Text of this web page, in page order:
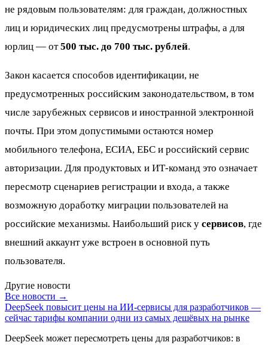
не рядовым пользователям: для граждан, должностных
лиц и юридических лиц предусмотрены штрафы, а для
юрлиц — от500 тыс. до 700 тыс. рублей.
Закон касается способов идентификации, не
предусмотренных российским законодательством, в том
числе зарубежных сервисов и иностранной электронной
почты. При этом допустимыми остаются номер
мобильного телефона, ЕСИА, ЕБС и российский сервис
авторизации. Для продуктовых и ИТ-команд это означает
пересмотр сценариев регистрации и входа, а также
возможную доработку миграции пользователей на
российские механизмы. Наибольший риск у сервисов, где
внешний аккаунт уже встроен в основной путь
пользователя.
Другие новости
Все новости →
DeepSeek повысит цены на ИИ-сервисы для разработчиков —
сейчас тарифы компании одни из самых дешёвых на рынке
DeepSeek может пересмотреть цены для разработчиков: в